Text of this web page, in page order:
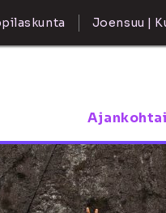
Joensuu |